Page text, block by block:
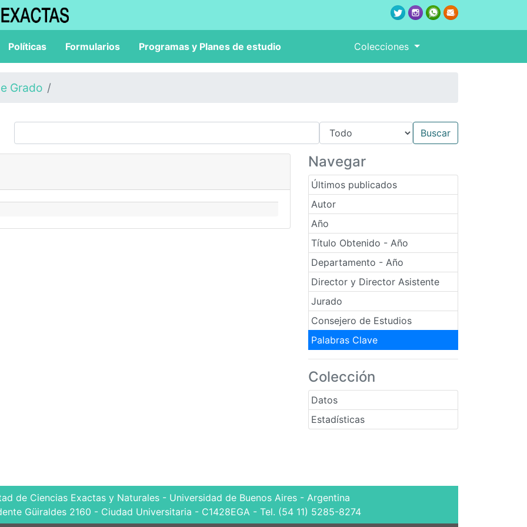
Políticas Formularios Programas y Planes de estudio Colecciones
Grado
Navegar
Últimos publicados
Autor
Año
Título Obtenido - Año
Departamento - Año
Director y Director Asistente
Jurado
Consejero de Estudios
Palabras Clave
Colección
Datos
Estadísticas
de Ciencias Exactas y Naturales - Universidad de Buenos Aires - Argentina
Güiraldes 2160 - Ciudad Universitaria - C1428EGA - Tel. (54 11) 5285-8274